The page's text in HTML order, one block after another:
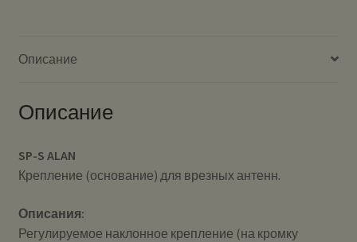
Описание
Описание
SP-S ALAN
Крепление (основание) для врезных антенн.
Описания:
Регулируемое наклонное крепление (на кромку